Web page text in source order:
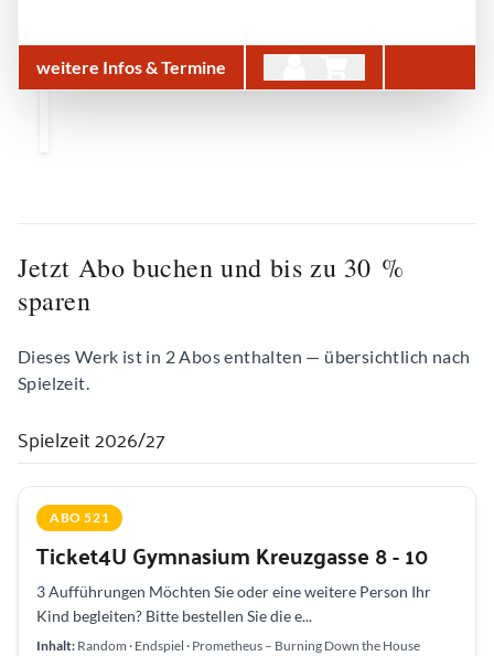
weitere Infos & Termine
Jetzt Abo buchen und bis zu 30 %
sparen
Dieses Werk ist in 2 Abos enthalten — übersichtlich nach
Spielzeit.
Spielzeit 2026/27
ABO 521
Ticket4U Gymnasium Kreuzgasse 8 - 10
3 Aufführungen Möchten Sie oder eine weitere Person Ihr
Kind begleiten? Bitte bestellen Sie die e...
Inhalt: Random · Endspiel · Prometheus – Burning Down the House